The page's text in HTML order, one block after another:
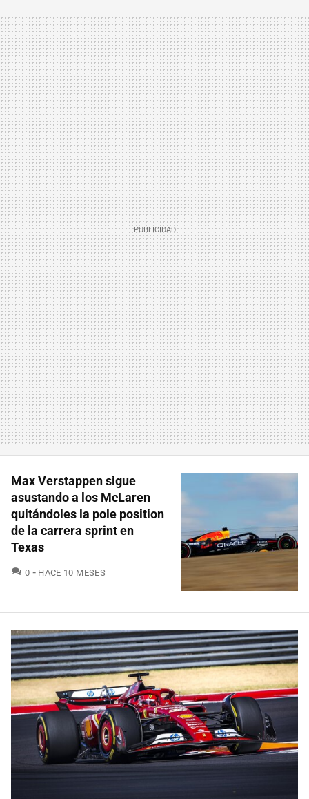
Max Verstappen sigue
asustando a los McLaren
quitándoles la pole position
de la carrera sprint en
Texas
0 COMENTARIOS
HACE 10 MESES